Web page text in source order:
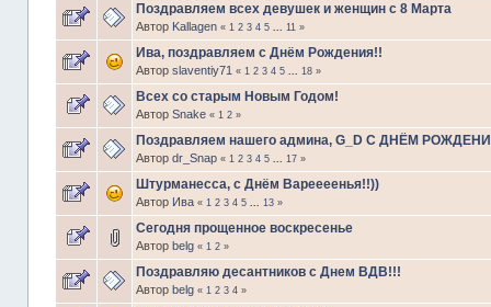
Поздравляем всех девушек и женщин с 8 Марта
Автор Kallagen « 1 2 3 4 5 ... 11»
Ива, поздравляем с Днём Рождения!!
Автор slaventiy71 « 1 2 3 4 5 ... 18»
Всех со старым Новым Годом!
Автор Snake « 1 2»
Поздравляем нашего админа, G_D С ДНЁМ
Автор dr_Snap « 1 2 3 4 5 ... 17»
Штурманесса, с Днём Вареееенья!!))
Автор Ива « 1 2 3 4 5 ... 13»
Сегодня прощенное воскресенье
Автор belg « 1 2»
Поздравляю десантников с Днем ВДВ!!!
Автор belg « 1 2 3 4»